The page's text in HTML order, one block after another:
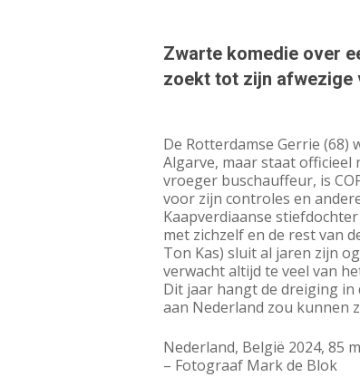
Zwarte komedie over
zoekt tot zijn afwezige
De Rotterdamse Gerrie (68)
Algarve, maar staat officieel
vroeger buschauffeur, is
voor zijn controles en
Kaapverdiaanse
met zichzelf en de rest van
Ton Kas) sluit al jaren zijn
verwacht altijd te veel van
Dit jaar hangt de dreiging in
aan Nederland zou kunnen
Nederland, België 2024, 85
– Fotograaf Mark de Blok